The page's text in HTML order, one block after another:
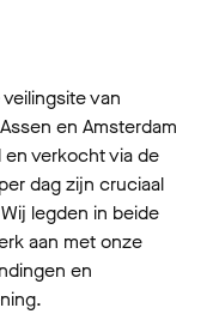
van
en Amsterdam
verkocht via de
dag zijn cruciaal
legden in beide
aan met onze
en